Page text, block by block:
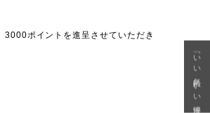
ポイントを進呈させていただき
「いい年齢 いい洋服」